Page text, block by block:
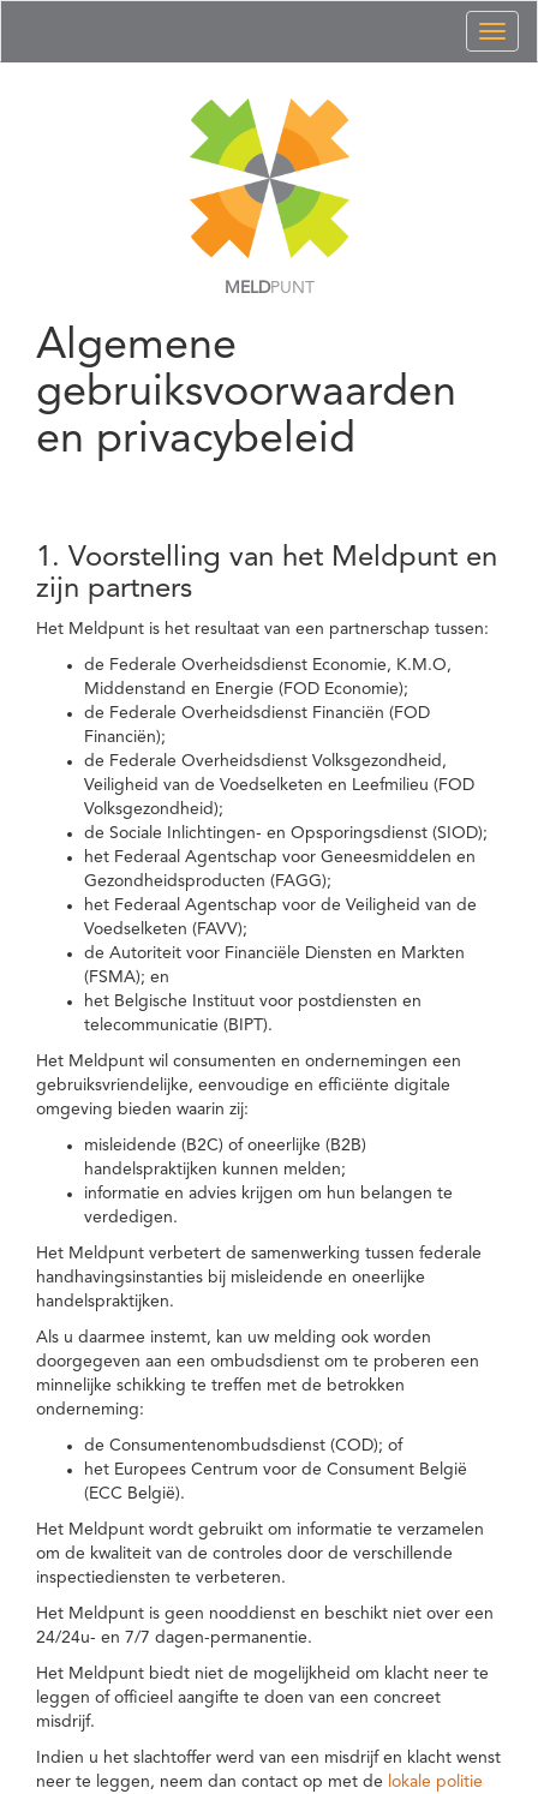
MELDPUNT
Algemene
gebruiksvoorwaarden
en privacybeleid
1. Voorstelling van het Meldpunt en
zijn partners
Het Meldpunt is het resultaat van een partnerschap tussen:
de Federale Overheidsdienst Economie, K.M.O,
Middenstand en Energie (FOD Economie);
de Federale Overheidsdienst Financiën (FOD
Financiën);
de Federale Overheidsdienst Volksgezondheid,
Veiligheid van de Voedselketen en Leefmilieu (FOD
Volksgezondheid);
de Sociale Inlichtingen- en Opsporingsdienst (SIOD);
het Federaal Agentschap voor Geneesmiddelen en
Gezondheidsproducten (FAGG);
het Federaal Agentschap voor de Veiligheid van de
Voedselketen (FAVV);
de Autoriteit voor Financiële Diensten en Markten
(FSMA); en
het Belgische Instituut voor postdiensten en
telecommunicatie (BIPT).
Het Meldpunt wil consumenten en ondernemingen een
gebruiksvriendelijke, eenvoudige en efficiënte digitale
omgeving bieden waarin zij:
misleidende (B2C) of oneerlijke (B2B)
handelspraktijken kunnen melden;
informatie en advies krijgen om hun belangen te
verdedigen.
Het Meldpunt verbetert de samenwerking tussen federale
handhavingsinstanties bij misleidende en oneerlijke
handelspraktijken.
Als u daarmee instemt, kan uw melding ook worden
doorgegeven aan een ombudsdienst om te proberen een
minnelijke schikking te treffen met de betrokken
onderneming:
de Consumentenombudsdienst (COD); of
het Europees Centrum voor de Consument België
(ECC België).
Het Meldpunt wordt gebruikt om informatie te verzamelen
om de kwaliteit van de controles door de verschillende
inspectiediensten te verbeteren.
Het Meldpunt is geen nooddienst en beschikt niet over een
24/24u- en 7/7 dagen-permanentie.
Het Meldpunt biedt niet de mogelijkheid om klacht neer te
leggen of officieel aangifte te doen van een concreet
misdrijf.
Indien u het slachtoffer werd van een misdrijf en klacht wenst
neer te leggen, neem dan contact op met de lokale politie